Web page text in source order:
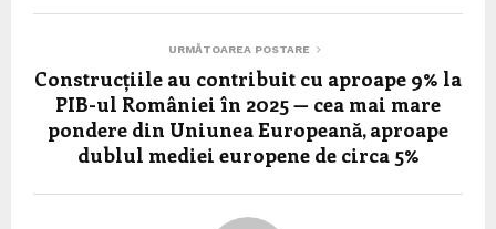
URMĂTOAREA POSTARE
Construcțiile au contribuit cu aproape 9% la
PIB-ul României în 2025 — cea mai mare
pondere din Uniunea Europeană, aproape
dublul mediei europene de circa 5%